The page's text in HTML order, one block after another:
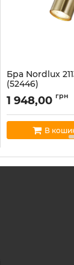
Бра Nordlux
(52446)
Артикул: 2113251035
В наявності:12
1 948,00 грн
В